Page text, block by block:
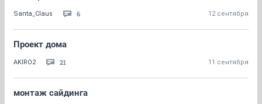
Santa_Claus 6 12 сентября
Проект дома
AKIRO2 21 11 сентября
монтаж сайдинга